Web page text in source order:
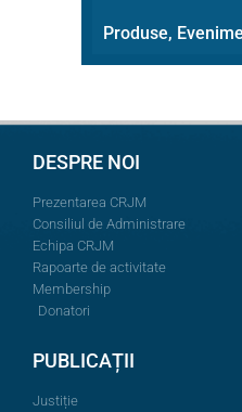
Produse,
DESPRE NOI
Prezentarea CRJM
Consiliul de Administrare
Echipa CRJM
Rapoarte de activitate
Membership
Donatori
PUBLICAȚII
Justiție